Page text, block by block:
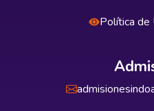
Política de